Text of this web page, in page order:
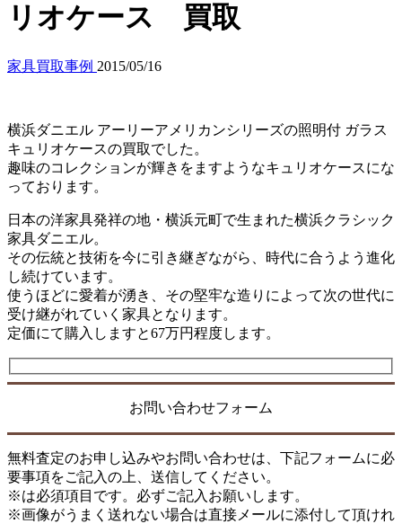
リオケース 買取
家具買取事例 2015/05/16
横浜ダニエル アーリーアメリカンシリーズの照明付 ガラス
キュリオケースの買取でした。
趣味のコレクションが輝きをますようなキュリオケースにな
っております。
日本の洋家具発祥の地・横浜元町で生まれた横浜クラシック
家具ダニエル。
その伝統と技術を今に引き継ぎながら、時代に合うよう進化
し続けています。
使うほどに愛着が湧き、その堅牢な造りによって次の世代に
受け継がれていく家具となります。
定価にて購入しますと67万円程度します。
お問い合わせフォーム
無料査定のお申し込みやお問い合わせは、下記フォームに必
要事項をご記入の上、送信してください。
※は必須項目です。必ずご記入お願いします。
※画像がうまく送れない場合は直接メールに添付して頂けれ